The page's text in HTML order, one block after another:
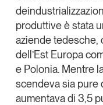
produttive è stata
aziende tedesche,
dell’Est Europa
e Polonia. Mentre
scendeva sia pure
aumentava di 3,5